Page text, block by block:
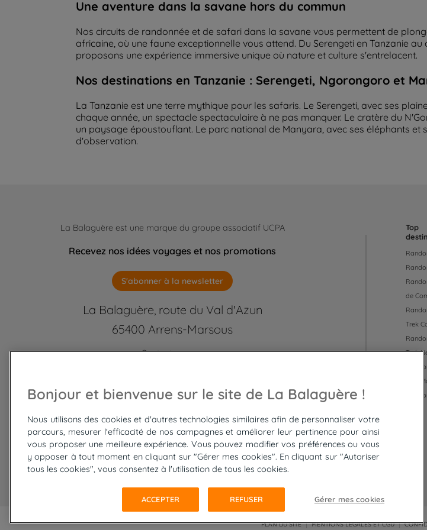
Une aventure dans la savane hors du commun
Nos circuits de randonnée et de safari dans la savane vous permettent de
africaine, où une faune exceptionnelle vous attend. Du Serengeti en Tanzanie
proposons une expérience immersive unique où nature et culture s'entrelacent.
Nos destinations en Tanzanie : Serengeti, Ngorongoro et
La Tanzanie est une terre mythique pour les safaris. Le Serengeti, avec ses
chaque année, un spectacle spectaculaire à ne pas manquer. Le cratère du
un paysage époustouflant. Le parc national de Manyara, avec ses éléphants
d'observation.
La Balaguère est une marque du groupe associatif UCPA
Recevez nos idées voyages et nos promotions
S'abonner à la newsletter
La Balaguère, route du Val d'Azun
65400 Arrens-Marsous
Contactez-nous
05 62 97 46 46 ou 01 85 23 92 55
Top
de
Trek
Trek
Trek
PLAN DU SITE MENTIONS LÉGALES ET CGU
Bonjour et bienvenue sur le site de La Balaguère !
Nous utilisons des cookies et d'autres technologies similaires afin de personnaliser votre
parcours, mesurer l'efficacité de nos campagnes et améliorer leur pertinence pour ainsi
vous proposer une meilleure expérience. Vous pouvez modifier vos préférences ou vous
y opposer à tout moment en cliquant sur "Gérer mes cookies". En cliquant sur "Autoriser
tous les cookies", vous consentez à l'utilisation de tous les cookies.
Gérer mes cookies
REFUSER
ACCEPTER